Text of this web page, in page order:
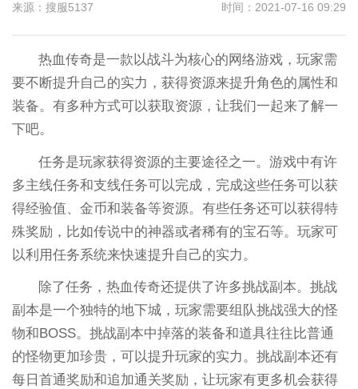
来源：搜服5137 时间：2021-07-16 09:29
热血传奇是一款以战斗为核心的网络游戏，玩家需
要不断提升自己的实力，获得资源来提升角色的属性和
装备。有多种方式可以获取资源，让我们一起来了解一
下吧。
任务是玩家获得资源的主要途径之一。游戏中有许
多主线任务和支线任务可以完成，完成这些任务可以获
得经验值、金币和装备等资源。有些任务还可以获得特
殊奖励，比如传说中的神器或者稀有的宝石等。玩家可
以利用任务系统来快速提升自己的实力。
除了任务，热血传奇还提供了许多挑战副本。挑战
副本是一个独特的地下城，玩家需要组队挑战强大的怪
物和BOSS。挑战副本中掉落的装备和道具往往比普通
的怪物更加珍贵，可以提升玩家的实力。挑战副本还有
每日首通奖励和追加通关奖励，让玩家有更多机会获得